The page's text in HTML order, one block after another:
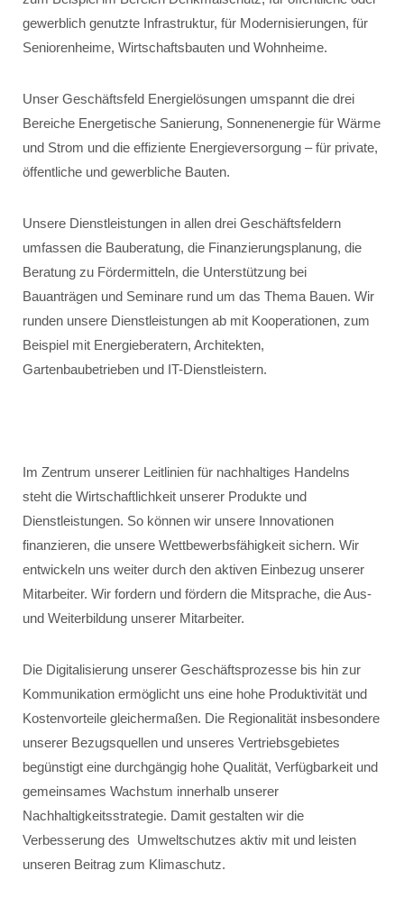
gewerblich genutzte Infrastruktur, für Modernisierungen, für
Seniorenheime, Wirtschaftsbauten und Wohnheime.
Unser Geschäftsfeld Energielösungen umspannt die drei
Bereiche Energetische Sanierung, Sonnenenergie für Wärme
und Strom und die effiziente Energieversorgung – für private,
öffentliche und gewerbliche Bauten.
Unsere Dienstleistungen in allen drei Geschäftsfeldern
umfassen die Bauberatung, die Finanzierungsplanung, die
Beratung zu Fördermitteln, die Unterstützung bei
Bauanträgen und Seminare rund um das Thema Bauen. Wir
runden unsere Dienstleistungen ab mit Kooperationen, zum
Beispiel mit Energieberatern, Architekten,
Gartenbaubetrieben und IT-Dienstleistern.
Im Zentrum unserer Leitlinien für nachhaltiges Handelns
steht die Wirtschaftlichkeit unserer Produkte und
Dienstleistungen. So können wir unsere Innovationen
finanzieren, die unsere Wettbewerbsfähigkeit sichern. Wir
entwickeln uns weiter durch den aktiven Einbezug unserer
Mitarbeiter. Wir fordern und fördern die Mitsprache, die Aus-
und Weiterbildung unserer Mitarbeiter.
Die Digitalisierung unserer Geschäftsprozesse bis hin zur
Kommunikation ermöglicht uns eine hohe Produktivität und
Kostenvorteile gleichermaßen. Die Regionalität insbesondere
unserer Bezugsquellen und unseres Vertriebsgebietes
begünstigt eine durchgängig hohe Qualität, Verfügbarkeit und
gemeinsames Wachstum innerhalb unserer
Nachhaltigkeitsstrategie. Damit gestalten wir die
Verbesserung des Umweltschutzes aktiv mit und leisten
unseren Beitrag zum Klimaschutz.